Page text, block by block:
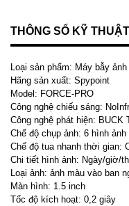
THÔNG SỐ KỸ THUẬT
Loại sản phẩm: Máy bẫy ảnh
Hãng sản xuất: Spypoint
Model: FORCE-PRO
Công nghệ chiếu sáng:
Công nghệ phát hiện: BUCK
Chế độ chụp ảnh: 6 hình
Chế độ tua nhanh thời gian:
Chi tiết hình ảnh: Ngày/giờ/
Loại ảnh: ảnh màu vào ban
Màn hình: 1.5 inch
Tốc độ kích hoạt: 0,2 giây